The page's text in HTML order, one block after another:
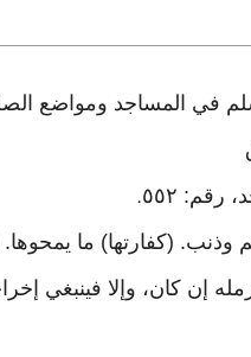
في المساجد ومواضع
٥٥٢
.
وذنب. (كفارتها) ما
إن كان، وإلا فينبغي